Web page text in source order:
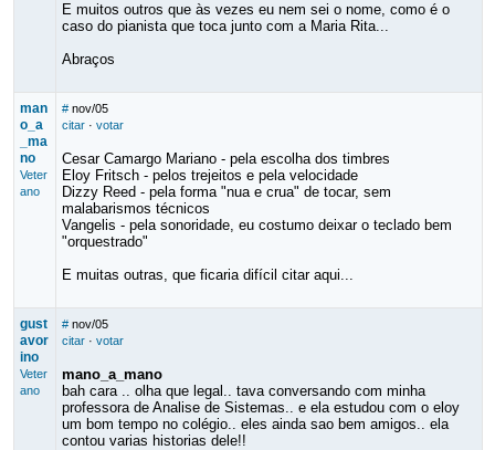
E muitos outros que às vezes eu nem sei o nome, como é o
caso do pianista que toca junto com a Maria Rita...
Abraços
man
o_a
_ma
no
Veter
ano
# nov/05
citar· votar
Cesar Camargo Mariano - pela escolha dos timbres
Eloy Fritsch - pelos trejeitos e pela velocidade
Dizzy Reed - pela forma "nua e crua" de tocar, sem
malabarismos técnicos
Vangelis - pela sonoridade, eu costumo deixar o teclado bem
"orquestrado"
E muitas outras, que ficaria difícil citar aqui...
gust
avor
ino
Veter
ano
# nov/05
citar· votar
mano_a_mano
bah cara .. olha que legal.. tava conversando com minha
professora de Analise de Sistemas.. e ela estudou com o eloy
um bom tempo no colégio.. eles ainda sao bem amigos.. ela
contou varias historias dele!!